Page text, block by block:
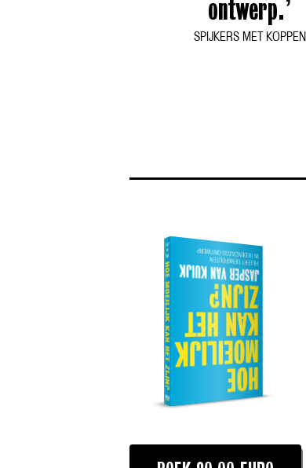
ontwerp.’
SPIJKERS MET KOPPEN